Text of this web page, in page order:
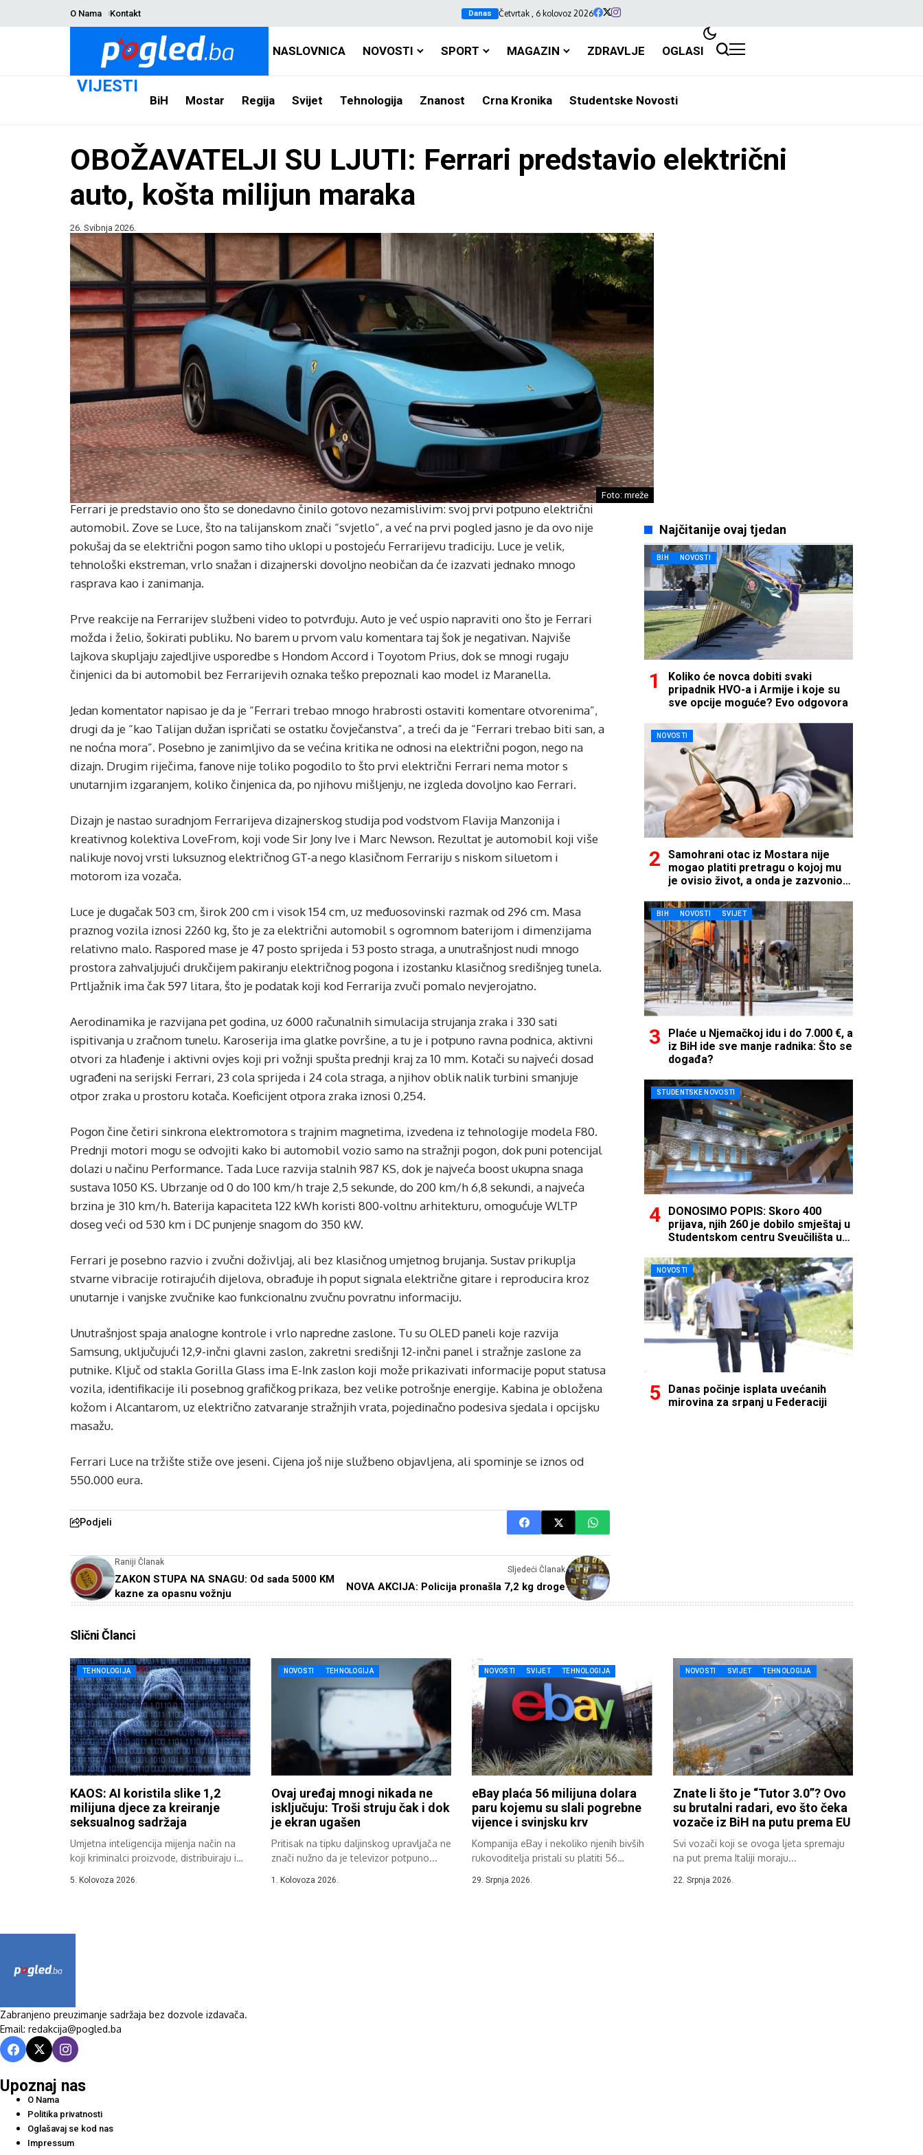
O Nama Kontakt Danas Četvrtak , 6 kolovoz 2026
NASLOVNICA NOVOSTI SPORT MAGAZIN ZDRAVLJE OGLASI
VIJESTI
BiH Mostar Regija Svijet Tehnologija Znanost Crna Kronika Studentske Novosti
OBOŽAVATELJI SU LJUTI: Ferrari predstavio električni
auto, košta milijun maraka
26. Svibnja 2026.
Foto: mreže
Ferrari je predstavio ono što se donedavno činilo gotovo nezamislivim: svoj prvi potpuno električni
automobil. Zove se Luce, što na talijanskom znači “svjetlo”, a već na prvi pogled jasno je da ovo nije
pokušaj da se električni pogon samo tiho uklopi u postojeću Ferrarijevu tradiciju. Luce je velik,
tehnološki ekstreman, vrlo snažan i dizajnerski dovoljno neobičan da će izazvati jednako mnogo
rasprava kao i zanimanja.
Prve reakcije na Ferrarijev službeni video to potvrđuju. Auto je već uspio napraviti ono što je Ferrari
možda i želio, šokirati publiku. No barem u prvom valu komentara taj šok je negativan. Najviše
lajkova skupljaju zajedljive usporedbe s Hondom Accord i Toyotom Prius, dok se mnogi rugaju
činjenici da bi automobil bez Ferrarijevih oznaka teško prepoznali kao model iz Maranella.
Jedan komentator napisao je da je “Ferrari trebao mnogo hrabrosti ostaviti komentare otvorenima”,
drugi da je “kao Talijan dužan ispričati se ostatku čovječanstva”, a treći da je “Ferrari trebao biti san, a
ne noćna mora”. Posebno je zanimljivo da se većina kritika ne odnosi na električni pogon, nego na
dizajn. Drugim riječima, fanove nije toliko pogodilo to što prvi električni Ferrari nema motor s
unutarnjim izgaranjem, koliko činjenica da, po njihovu mišljenju, ne izgleda dovoljno kao Ferrari.
Dizajn je nastao suradnjom Ferrarijeva dizajnerskog studija pod vodstvom Flavija Manzonija i
kreativnog kolektiva LoveFrom, koji vode Sir Jony Ive i Marc Newson. Rezultat je automobil koji više
nalikuje novoj vrsti luksuznog električnog GT-a nego klasičnom Ferrariju s niskom siluetom i
motorom iza vozača.
Luce je dugačak 503 cm, širok 200 cm i visok 154 cm, uz međuosovinski razmak od 296 cm. Masa
praznog vozila iznosi 2260 kg, što je za električni automobil s ogromnom baterijom i dimenzijama
relativno malo. Raspored mase je 47 posto sprijeda i 53 posto straga, a unutrašnjost nudi mnogo
prostora zahvaljujući drukčijem pakiranju električnog pogona i izostanku klasičnog središnjeg tunela.
Prtljažnik ima čak 597 litara, što je podatak koji kod Ferrarija zvuči pomalo nevjerojatno.
Aerodinamika je razvijana pet godina, uz 6000 računalnih simulacija strujanja zraka i 330 sati
ispitivanja u zračnom tunelu. Karoserija ima glatke površine, a tu je i potpuno ravna podnica, aktivni
otvori za hlađenje i aktivni ovjes koji pri vožnji spušta prednji kraj za 10 mm. Kotači su najveći dosad
ugrađeni na serijski Ferrari, 23 cola sprijeda i 24 cola straga, a njihov oblik nalik turbini smanjuje
otpor zraka u prostoru kotača. Koeficijent otpora zraka iznosi 0,254.
Pogon čine četiri sinkrona elektromotora s trajnim magnetima, izvedena iz tehnologije modela F80.
Prednji motori mogu se odvojiti kako bi automobil vozio samo na stražnji pogon, dok puni potencijal
dolazi u načinu Performance. Tada Luce razvija stalnih 987 KS, dok je najveća boost ukupna snaga
sustava 1050 KS. Ubrzanje od 0 do 100 km/h traje 2,5 sekunde, do 200 km/h 6,8 sekundi, a najveća
brzina je 310 km/h. Baterija kapaciteta 122 kWh koristi 800-voltnu arhitekturu, omogućuje WLTP
doseg veći od 530 km i DC punjenje snagom do 350 kW.
Ferrari je posebno razvio i zvučni doživljaj, ali bez klasičnog umjetnog brujanja. Sustav prikuplja
stvarne vibracije rotirajućih dijelova, obrađuje ih poput signala električne gitare i reproducira kroz
unutarnje i vanjske zvučnike kao funkcionalnu zvučnu povratnu informaciju.
Unutrašnjost spaja analogne kontrole i vrlo napredne zaslone. Tu su OLED paneli koje razvija
Samsung, uključujući 12,9-inčni glavni zaslon, zakretni središnji 12-inčni panel i stražnje zaslone za
putnike. Ključ od stakla Gorilla Glass ima E-Ink zaslon koji može prikazivati informacije poput statusa
vozila, identifikacije ili posebnog grafičkog prikaza, bez velike potrošnje energije. Kabina je obložena
kožom i Alcantarom, uz električno zatvaranje stražnjih vrata, pojedinačno podesiva sjedala i opcijsku
masažu.
Ferrari Luce na tržište stiže ove jeseni. Cijena još nije službeno objavljena, ali spominje se iznos od
550.000 eura.
Podjeli
Raniji Članak
ZAKON STUPA NA SNAGU: Od sada 5000 KM
kazne za opasnu vožnju
Sljedeći Članak
NOVA AKCIJA: Policija pronašla 7,2 kg droge
Najčitanije ovaj tjedan
BIH NOVOSTI
Koliko će novca dobiti svaki
pripadnik HVO-a i Armije i koje su
sve opcije moguće? Evo odgovora
NOVOSTI
Samohrani otac iz Mostara nije
mogao platiti pretragu o kojoj mu
je ovisio život, a onda je zazvonio
BIH NOVOSTI SVIJET
Plaće u Njemačkoj idu i do 7.000 €, a
iz BiH ide sve manje radnika: Što se
događa?
STUDENTSKE NOVOSTI
DONOSIMO POPIS: Skoro 400
prijava, njih 260 je dobilo smještaj u
Studentskom centru Sveučilišta u
NOVOSTI
Danas počinje isplata uvećanih
mirovina za srpanj u Federaciji
Slični Članci
TEHNOLOGIJA
KAOS: AI koristila slike 1,2
milijuna djece za kreiranje
seksualnog sadržaja
Umjetna inteligencija mijenja način na
koji kriminalci proizvode, distribuiraju i
5. Kolovoza 2026.
NOVOSTI TEHNOLOGIJA
Ovaj uređaj mnogi nikada ne
isključuju: Troši struju čak i dok
je ekran ugašen
Pritisak na tipku daljinskog upravljača ne
znači nužno da je televizor potpuno...
1. Kolovoza 2026.
NOVOSTI SVIJET TEHNOLOGIJA
eBay plaća 56 milijuna dolara
paru kojemu su slali pogrebne
vijence i svinjsku krv
Kompanija eBay i nekoliko njenih bivših
rukovoditelja pristali su platiti 56
29. Srpnja 2026.
NOVOSTI SVIJET TEHNOLOGIJA
Znate li što je “Tutor 3.0”? Ovo
su brutalni radari, evo što čeka
vozače iz BiH na putu prema EU
Svi vozači koji se ovoga ljeta spremaju
na put prema Italiji moraju...
22. Srpnja 2026.
Zabranjeno preuzimanje sadržaja bez dozvole izdavača.
Email: redakcija@pogled.ba
Upoznaj nas
O Nama
Politika privatnosti
Oglašavaj se kod nas
Impressum